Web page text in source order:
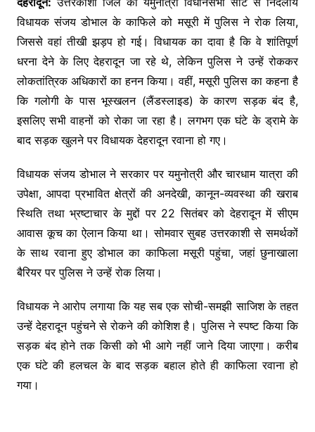
विधायक संजय डोभाल के काफिले को मसूरी में पुलिस ने रोक लिया,
जिससे वहां तीखी झड़प हो गई। विधायक का दावा है कि वे शांतिपूर्ण
धरना देने के लिए देहरादून जा रहे थे, लेकिन पुलिस ने उन्हें रोककर
लोकतांत्रिक अधिकारों का हनन किया। वहीं, मसूरी पुलिस का कहना है
कि गलोगी के पास भूस्खलन (लैंडस्लाइड) के कारण सड़क बंद है,
इसलिए सभी वाहनों को रोका जा रहा है। लगभग एक घंटे के ड्रामे के
बाद सड़क खुलने पर विधायक देहरादून रवाना हो गए।
विधायक संजय डोभाल ने सरकार पर यमुनोत्री और चारधाम यात्रा की
उपेक्षा, आपदा प्रभावित क्षेत्रों की अनदेखी, कानून-व्यवस्था की खराब
स्थिति तथा भ्रष्टाचार के मुद्दों पर 22 सितंबर को देहरादून में सीएम
आवास कूच का ऐलान किया था। सोमवार सुबह उत्तरकाशी से समर्थकों
के साथ रवाना हुए डोभाल का काफिला मसूरी पहुंचा, जहां छुनाखाला
बैरियर पर पुलिस ने उन्हें रोक लिया।
विधायक ने आरोप लगाया कि यह सब एक सोची-समझी साजिश के तहत
उन्हें देहरादून पहुंचने से रोकने की कोशिश है। पुलिस ने स्पष्ट किया कि
सड़क बंद होने तक किसी को भी आगे नहीं जाने दिया जाएगा। करीब
एक घंटे की हलचल के बाद सड़क बहाल होते ही काफिला रवाना हो
गया।